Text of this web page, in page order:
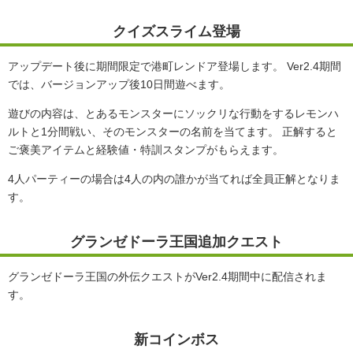
クイズスライム登場
アップデート後に期間限定で港町レンドア登場します。 Ver2.4期間
では、バージョンアップ後10日間遊べます。
遊びの内容は、とあるモンスターにソックリな行動をするレモンハ
ルトと1分間戦い、そのモンスターの名前を当てます。 正解すると
ご褒美アイテムと経験値・特訓スタンプがもらえます。
4人パーティーの場合は4人の内の誰かが当てれば全員正解となりま
す。
グランゼドーラ王国追加クエスト
グランゼドーラ王国の外伝クエストがVer2.4期間中に配信されま
す。
新コインボス